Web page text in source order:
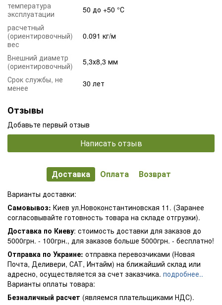
температура
эксплуатации
50 до +50 °С
расчетный
(ориентировочный)
вес
0.091 кг/м
Внешний диаметр
(ориентировочный)
5,3х8,3 мм
Срок службы, не
менее
30 лет
Отзывы
Добавьте первый отзыв
Написать отзыв
Доставка Оплата Возврат
Варианты доставки:
Самовывоз: Киев ул.Новоконстантиновская 11. (Заранее
согласовывайте готовность товара на складе отгрузки).
Доставка по Киеву: стоимость доставки для заказов до
5000грн. - 100грн., для заказов больше 5000грн. - бесплатно!
Отправка по Украине: отправка перевозчиками (Новая
Почта, Деливери, САТ, Интайм) на ближайший склад или
адресно, осуществляется за счет заказчика. подробнее..
Варианты оплаты товара:
Безналичный расчет (являемся плательщиками НДС).